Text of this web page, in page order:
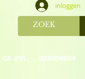
inloggen
QR SPEL STERREWEIDE